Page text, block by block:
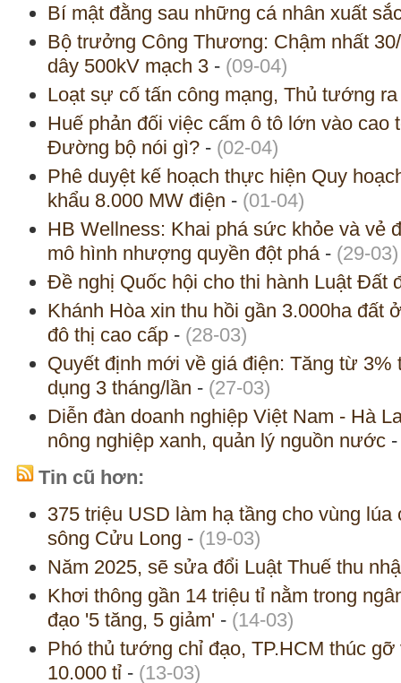
Bí mật đằng sau những cá nhân xuất
Bộ trưởng Công Thương: Chậm nhất
dây 500kV mạch 3 - (09-04)
Loạt sự cố tấn công mạng, Thủ tướng
Huế phản đối việc cấm ô tô lớn vào cao
Đường bộ nói gì? - (02-04)
Phê duyệt kế hoạch thực hiện Quy
khẩu 8.000 MW điện - (01-04)
HB Wellness: Khai phá sức khỏe và vẻ
mô hình nhượng quyền đột phá - (29-03)
Đề nghị Quốc hội cho thi hành Luật Đất
Khánh Hòa xin thu hồi gần 3.000ha đất
đô thị cao cấp - (28-03)
Quyết định mới về giá điện: Tăng từ 3%
dụng 3 tháng/lần - (27-03)
Diễn đàn doanh nghiệp Việt Nam - Hà
nông nghiệp xanh, quản lý nguồn nước
Tin cũ hơn:
375 triệu USD làm hạ tầng cho vùng
sông Cửu Long - (19-03)
Năm 2025, sẽ sửa đổi Luật Thuế thu
Khơi thông gần 14 triệu tỉ nằm trong
đạo '5 tăng, 5 giảm' - (14-03)
Phó thủ tướng chỉ đạo, TP.HCM thúc
10.000 tỉ - (13-03)